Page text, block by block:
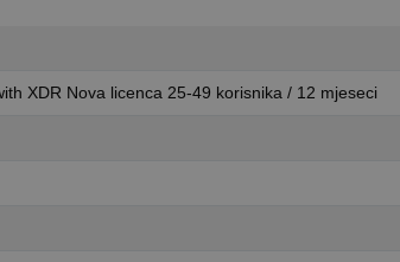
XDR Nova licenca 25-49 korisnika / 12 mjeseci